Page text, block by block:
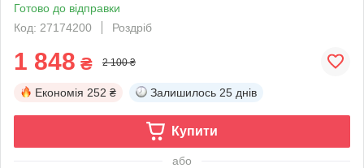
Готово до відправки
Код: 27174200
Роздріб
1 848 ₴ 2 100 ₴
Економія 252 ₴ Залишилось 25 днів
Купити
або